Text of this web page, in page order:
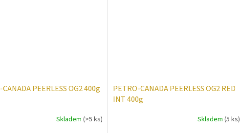
PEERLESS OG2 400g
Skladem (>5 ks)
PETRO-CANADA PEERLESS OG2 RED
INT 400g
Skladem (5 ks)